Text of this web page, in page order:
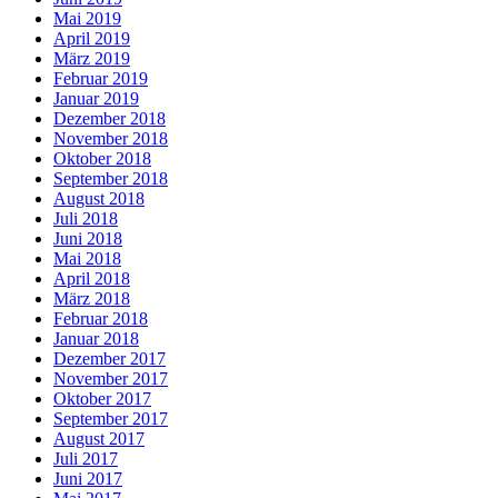
Mai 2019
April 2019
März 2019
Februar 2019
Januar 2019
Dezember 2018
November 2018
Oktober 2018
September 2018
August 2018
Juli 2018
Juni 2018
Mai 2018
April 2018
März 2018
Februar 2018
Januar 2018
Dezember 2017
November 2017
Oktober 2017
September 2017
August 2017
Juli 2017
Juni 2017